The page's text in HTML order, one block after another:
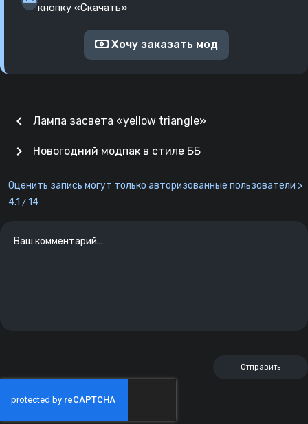
кнопку «Скачать»
Хочу заказать мод
chevron_left Лампа засвета «yellow triangle»
Новогодний модпак в стиле ББ
chevron_right
Оценить запись могут только авторизованные пользователи >
4.1 / 14